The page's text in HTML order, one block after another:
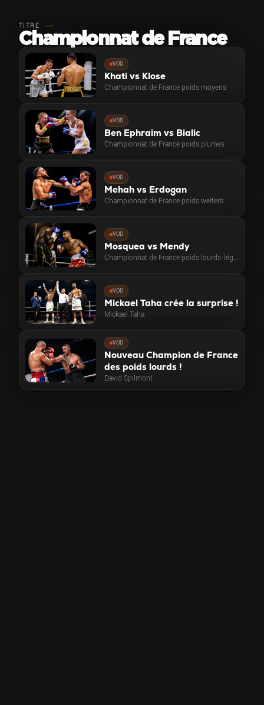
TITRE
Championnat de France
VOD
Khati vs Klose
Championnat de France poids moyens
VOD
Ben Ephraim vs Bialic
Championnat de France poids plumes
VOD
Mehah vs Erdogan
Championnat de France poids welters
VOD
Mosquea vs Mendy
VOD
Mickael Taha crée la surprise !
Mickael Taha
VOD
Nouveau Champion de France
des poids lourds !
David Spilmont